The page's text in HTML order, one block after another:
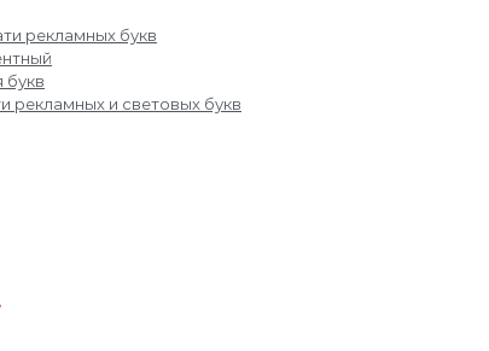
рекламных букв
букв
рекламных и световых букв